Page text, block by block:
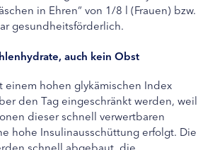
in Ehren“ von 1/8 l (Frauen) bzw.
gesundheitsförderlich.
auch kein Obst
einem hohen glykämischen Index
den Tag eingeschränkt werden, weil
dieser schnell verwertbaren
hohe Insulinausschüttung erfolgt. Die
schnell abgebaut, die